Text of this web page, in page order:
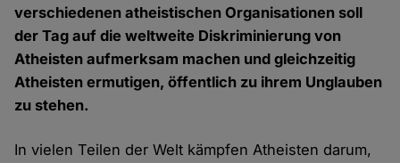
verschiedenen atheistischen Organisationen soll
der Tag auf die weltweite Diskriminierung von
Atheisten aufmerksam machen und gleichzeitig
Atheisten ermutigen, öffentlich zu ihrem Unglauben
zu stehen.
In vielen Teilen der Welt kämpfen Atheisten darum,